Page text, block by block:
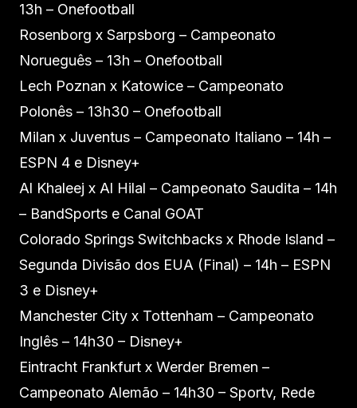
13h – Onefootball
Rosenborg x Sarpsborg – Campeonato
Norueguês – 13h – Onefootball
Lech Poznan x Katowice – Campeonato
Polonês – 13h30 – Onefootball
Milan x Juventus – Campeonato Italiano – 14h –
ESPN 4 e Disney+
Al Khaleej x Al Hilal – Campeonato Saudita – 14h
– BandSports e Canal GOAT
Colorado Springs Switchbacks x Rhode Island –
Segunda Divisão dos EUA (Final) – 14h – ESPN
3 e Disney+
Manchester City x Tottenham – Campeonato
Inglês – 14h30 – Disney+
Eintracht Frankfurt x Werder Bremen –
Campeonato Alemão – 14h30 – Sportv, Rede